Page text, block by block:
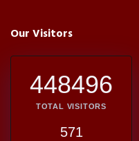
Our Visitors
448496
TOTAL VISITORS
571